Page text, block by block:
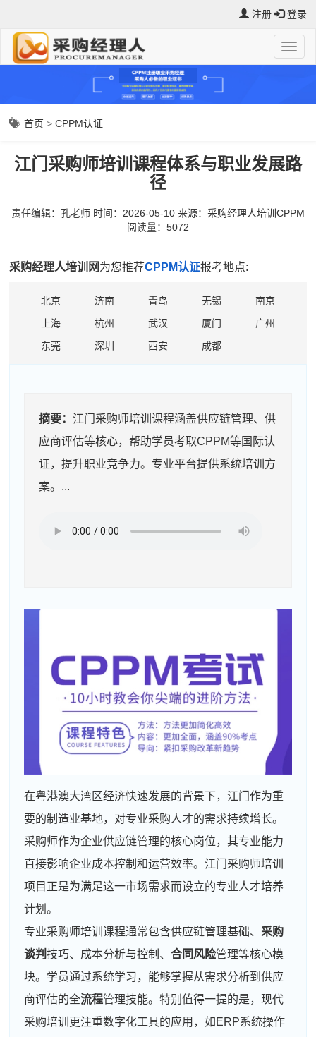
注册 登录
首页 >CPPM认证
江门采购师培训课程体系与职业发展路
径
责任编辑：孔老师 时间：2026-05-10 来源： 采购经理人培训CPPM
阅读量：5072
采购经理人培训网为您推荐CPPM认证报考地点:
北京 济南 青岛 无锡
南京
上海
杭州 武汉 厦门
广州
东莞
深圳 西安 成都
摘要： 江门采购师培训课程涵盖供应链管理、供
应商评估等核心，帮助学员考取CPPM等国际认
证，提升职业竞争力。专业平台提供系统培训方
案。...
在粤港澳大湾区经济快速发展的背景下，江门作为重
要的制造业基地，对专业采购人才的需求持续增长。
采购师作为企业供应链管理的核心岗位，其专业能力
直接影响企业成本控制和运营效率。江门采购师培训
项目正是为满足这一市场需求而设立的专业人才培养
计划。
专业采购师培训课程通常包含供应链管理基础、 采购
谈判技巧、成本分析与控制、合同风险管理等核心模
块。学员通过系统学习，能够掌握从需求分析到供应
商评估的全流程管理技能。特别值得一提的是，现代
采购培训更注重数字化工具的应用，如ERP系统操作